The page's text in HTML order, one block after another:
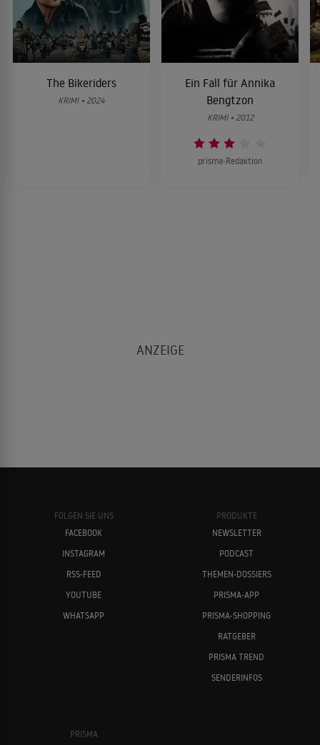
The Bikeriders
KRIMI • 2024
Ein Fall für Annika
Bengtzon
KRIMI • 2012
prisma-Redaktion
FOLGEN SIE UNS
FACEBOOK
INSTAGRAM
RSS-FEED
YOUTUBE
WHATSAPP
PRODUKTE
NEWSLETTER
PODCAST
THEMEN-DOSSIERS
PRISMA-APP
PRISMA-SHOPPING
RATGEBER
PRISMA TREND
SENDERINFOS
PRISMA